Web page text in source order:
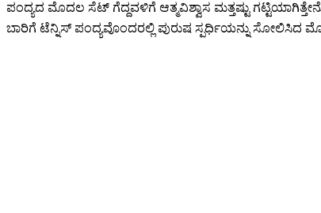
ಪಂದ್ಯದ ಮೊದಲ ಸೆಟ್ ಗೆದ್ದವಳಿಗೆ ಆತ್ಮವಿಶ್ವಾಸ ಮತ್ತಷ್ಟು
ಬಾರಿಗೆ ಟೆನ್ನಿಸ್ ಪಂದ್ಯವೊಂದರಲ್ಲಿ ಪುರುಷ ಸ್ಪರ್ಧಿಯನ್ನು ಸೋಲಿಸಿದ